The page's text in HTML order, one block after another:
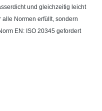
und gleichzeitig leicht
alle Normen erfüllt, sondern
EN: ISO 20345 gefordert